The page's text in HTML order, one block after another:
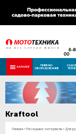
8-
00
КАТАЛОГ ПНЕВМО
ОБОРУДОВАНИЕ
Kraftool
Главная - Расходные материалы - Для